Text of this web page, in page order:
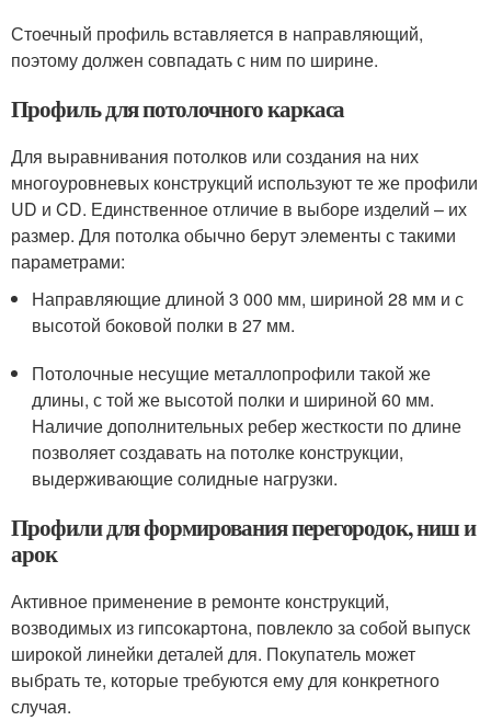
Стоечный профиль вставляется в направляющий,
поэтому должен совпадать с ним по ширине.
Профиль для потолочного каркаса
Для выравнивания потолков или создания на них
многоуровневых конструкций используют те же профили
UD и CD. Единственное отличие в выборе изделий – их
размер. Для потолка обычно берут элементы с такими
параметрами:
Направляющие длиной 3 000 мм, шириной 28 мм и с
высотой боковой полки в 27 мм.
Потолочные несущие металлопрофили такой же
длины, с той же высотой полки и шириной 60 мм.
Наличие дополнительных ребер жесткости по длине
позволяет создавать на потолке конструкции,
выдерживающие солидные нагрузки.
Профили для формирования перегородок, ниш и
арок
Активное применение в ремонте конструкций,
возводимых из гипсокартона, повлекло за собой выпуск
широкой линейки деталей для. Покупатель может
выбрать те, которые требуются ему для конкретного
случая.